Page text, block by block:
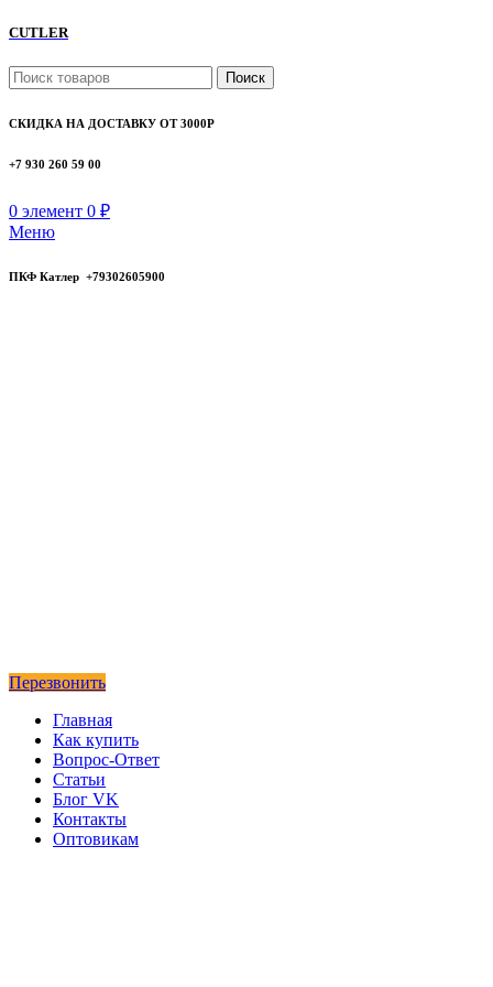
CUTLER
Поиск
СКИДКА НА ДОСТАВКУ ОТ 3000Р
+7 930 260 59 00
0 элемент 0 ₽
Меню
ПКФ Катлер +79302605900
Перезвонить
Главная
Как купить
Вопрос-Ответ
Статьи
Блог VK
Контакты
Оптовикам